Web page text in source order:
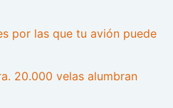
por las que tu avión puede
20.000 velas alumbran